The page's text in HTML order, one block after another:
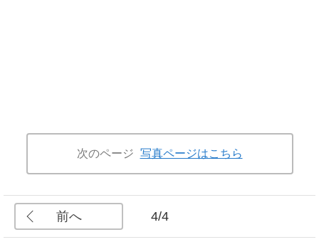
次のページ 写真ページはこちら
前へ 4/4